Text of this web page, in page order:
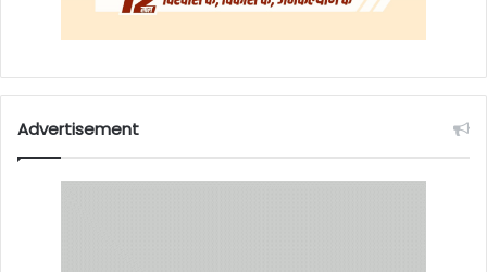
Advertisement